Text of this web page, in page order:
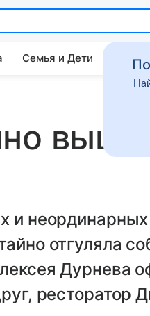
Семья и Дети Дом
и
отгуляла
Дурнева
ресторатор